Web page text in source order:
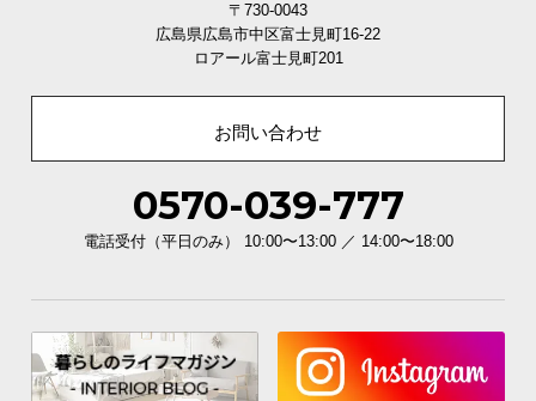
〒730-0043
広島県広島市中区富士見町16-22
ロアール富士見町201
お問い合わせ
0570-039-777
電話受付（平日のみ） 10:00〜13:00 ／ 14:00〜18:00